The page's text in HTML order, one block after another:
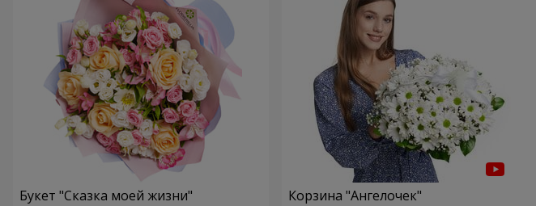
Букет "Сказка моей жизни" Корзина "Ангелочек"